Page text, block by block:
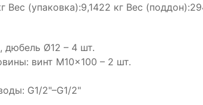
Вес (упаковка):9,1422 кг Вес
дюбель Ø12 – 4 шт.
винт М10×100 – 2 шт.
G1/2"–G1/2"